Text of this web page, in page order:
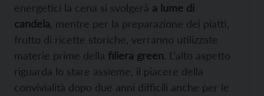
energetici la cena si svolgerà a lume di
candela , mentre per la preparazione dei piatti,
frutto di ricette storiche, verranno utilizzate
materie prime della filiera green. L’alto aspetto
riguarda lo stare assieme, il piacere della
convivialità dopo due anni difficili anche per le